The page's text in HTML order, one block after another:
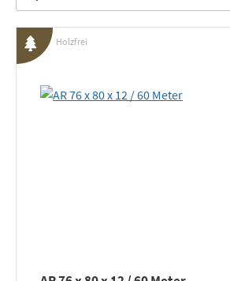
Holzfrei